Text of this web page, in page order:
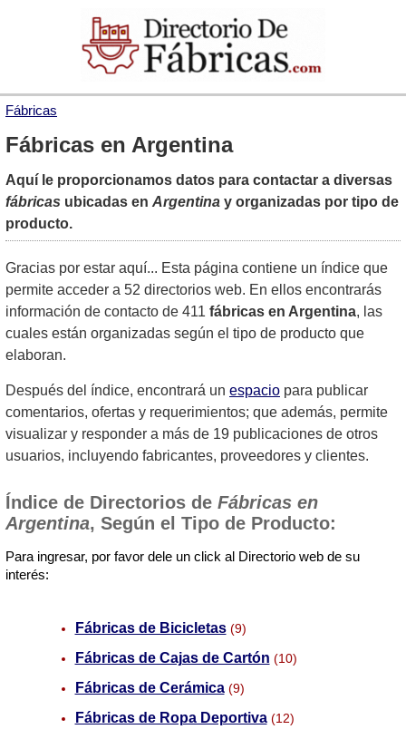
Fábricas
Fábricas en Argentina
Aquí le proporcionamos datos para contactar a diversas
fábricas ubicadas en Argentina y organizadas por tipo de
producto.
Gracias por estar aquí... Esta página contiene un índice que
permite acceder a 52 directorios web. En ellos encontrarás
información de contacto de 411 fábricas en Argentina, las
cuales están organizadas según el tipo de producto que
elaboran.
Después del índice, encontrará un espacio para publicar
comentarios, ofertas y requerimientos; que además, permite
visualizar y responder a más de 19 publicaciones de otros
usuarios, incluyendo fabricantes, proveedores y clientes.
Índice de Directorios de Fábricas en
Argentina, Según el Tipo de Producto:
Para ingresar, por favor dele un click al Directorio web de su
interés:
Fábricas de Bicicletas(9)
Fábricas de Cajas de Cartón (10)
Fábricas de Cerámica(9)
Fábricas de Ropa Deportiva(12)